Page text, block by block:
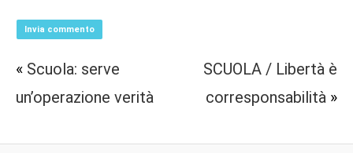
« Scuola: serve
un’operazione verità
SCUOLA / Libertà è
corresponsabilità »